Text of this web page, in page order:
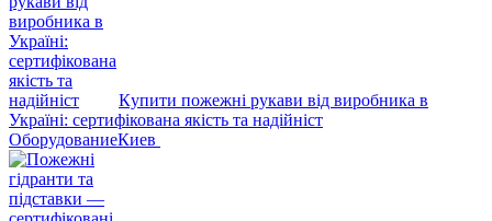
Кyпити пожежні рукави вiд виробника в
Україні: сертифікована якість та надійніст
ОборудованиеКиев